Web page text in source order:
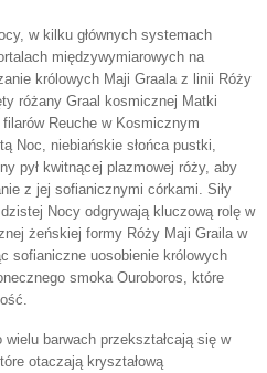
w kilku głównych systemach
międzywymiarowych na
królowych Maji Graala z linii Róży
różany Graal kosmicznej Matki
Reuche w Kosmicznym
Noc, niebiańskie słońca pustki,
pył kwitnącej plazmowej róży, aby
z jej sofianicznymi córkami. Siły
Nocy odgrywają kluczową rolę w
żeńskiej formy Róży Maji Graila w
sofianiczne uosobienie królowych
smoka Ouroboros, które
barwach przekształcają się w
otaczają kryształową